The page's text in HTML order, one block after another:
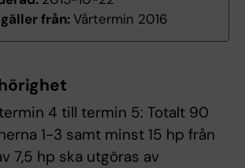
från:Vårtermin 2016
4 till termin 5: Totalt 90
1-3 samt minst 15 hp från
7,5 hp ska utgöras av